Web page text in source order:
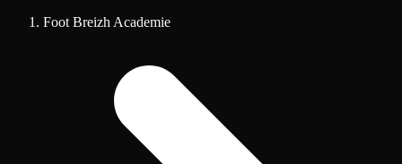
Foot Breizh Academie